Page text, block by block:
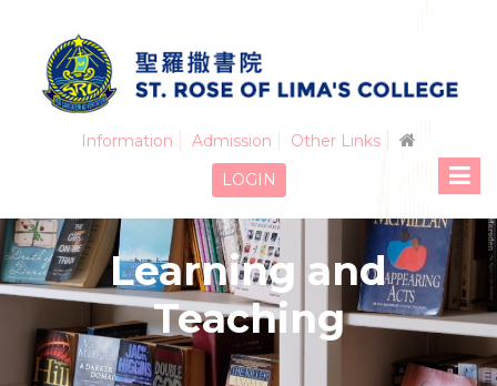
Information Admission
Other Links
LOGIN
Learning and
Teaching